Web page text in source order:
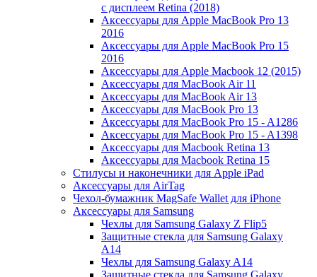
с дисплеем Retina (2018)
Аксессуары для Apple MacBook Pro 13
2016
Аксессуары для Apple MacBook Pro 15
2016
Аксессуары для Apple Macbook 12 (2015)
Аксессуары для MacBook Air 11
Аксессуары для MacBook Air 13
Аксессуары для MacBook Pro 13
Аксессуары для MacBook Pro 15 - A1286
Аксессуары для MacBook Pro 15 - A1398
Аксессуары для Macbook Retina 13
Аксессуары для Macbook Retina 15
Стилусы и наконечники для Apple iPad
Аксессуары для AirTag
Чехол-бумажник MagSafe Wallet для iPhone
Аксессуары для Samsung
Чехлы для Samsung Galaxy Z Flip5
Защитные стекла для Samsung Galaxy
A14
Чехлы для Samsung Galaxy A14
Защитные стекла для Samsung Galaxy